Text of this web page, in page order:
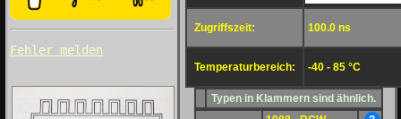
Fehler melden
Zugriffszeit: 100.0 ns
Temperaturbereich: -40 - 85 °C
Typen in Klammern sind ähnlich.